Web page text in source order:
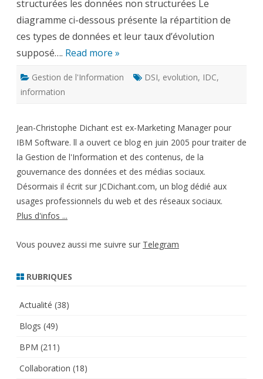
structurées les données non structurées Le
diagramme ci-dessous présente la répartition de
ces types de données et leur taux d’évolution
supposé…. Read more »
Gestion de l'Information DSI, evolution, IDC,
information
Jean-Christophe Dichant est ex-Marketing Manager pour
IBM Software. ll a ouvert ce blog en juin 2005 pour traiter de
la Gestion de l'Information et des contenus, de la
gouvernance des données et des médias sociaux.
Désormais il écrit sur JCDichant.com, un blog dédié aux
usages professionnels du web et des réseaux sociaux.
Plus d'infos ...
Vous pouvez aussi me suivre sur Telegram
RUBRIQUES
Actualité (38)
Blogs (49)
BPM (211)
Collaboration (18)